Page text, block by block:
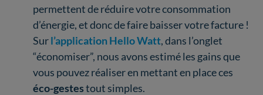
permettent de réduire votre consommation
d’énergie, et donc de faire baisser votre facture !
Surl’application Hello Watt, dans l’onglet
“économiser”, nous avons estimé les gains que
vous pouvez réaliser en mettant en place ces
éco-gestestout simples.